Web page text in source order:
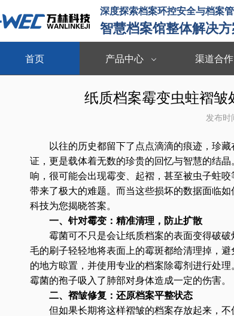
深度探索档案环控安全与档案
智慧档案馆整体解决
首页 产品中心
档案库房环境安全管理系统
实时监控 远程管理 无人值守 十重防护
智能档案
监管追溯 数
渠道合作
纸质档案霉变虫蛀褶
发布时
以往的历史都留下了点点滴滴的痕迹，珍
证，更是载体着无数的珍贵的回忆与智慧的结
响，很可能会出现霉变、起褶，甚至被虫子蛀
带来了极大的难题。而当这些损坏的数据面临
科技为您揭晓答案。
一、针对霉变：精准清理，防止扩散
霉菌可不只是会让纸质档案的表面变得破
毛的刷子轻轻地将表面上的霉斑都给清理掉，
的地方晾置，并使用专业的档案除霉剂进行处
霉菌的孢子吸入了肺部对身体造成一定的伤害。
二、褶皱修复：还原档案平整状态
但如果长期将这样褶皱的档案存放起来，